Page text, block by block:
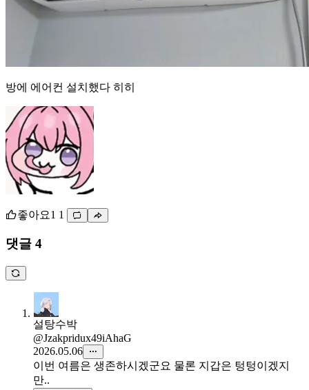
방에 에어컨 설치했다 히히
좋아요1 1
댓글 4
설탕수박
@Jzakpridux49iAhaG
2026.05.06
이번 여름은 생존하시겠군요 물론 지갑은 텅텅이겠지
만..